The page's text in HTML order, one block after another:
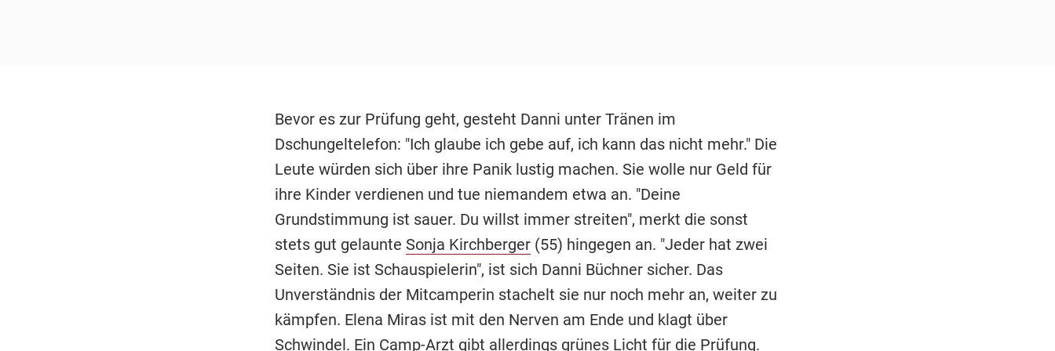
Bevor es zur Prüfung geht, gesteht Danni unter Tränen im
Dschungeltelefon: "Ich glaube ich gebe auf, ich kann das nicht mehr." Die
Leute würden sich über ihre Panik lustig machen. Sie wolle nur Geld für
ihre Kinder verdienen und tue niemandem etwa an. "Deine
Grundstimmung ist sauer. Du willst immer streiten", merkt die sonst
stets gut gelaunte Sonja Kirchberger(55) hingegen an. "Jeder hat zwei
Seiten. Sie ist Schauspielerin", ist sich Danni Büchner sicher. Das
Unverständnis der Mitcamperin stachelt sie nur noch mehr an, weiter zu
kämpfen. Elena Miras ist mit den Nerven am Ende und klagt über
Schwindel. Ein Camp-Arzt gibt allerdings grünes Licht für die Prüfung.